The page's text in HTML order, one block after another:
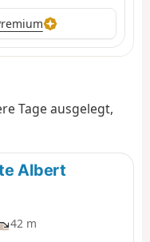
Tage ausgelegt,
Albert
42 m